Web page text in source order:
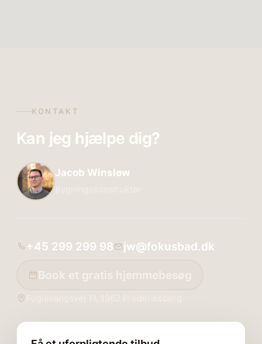
KONTAKT
Kan jeg hjælpe dig?
Jacob Winsløw
+45 299 299 98 jw@fokusbad.dk